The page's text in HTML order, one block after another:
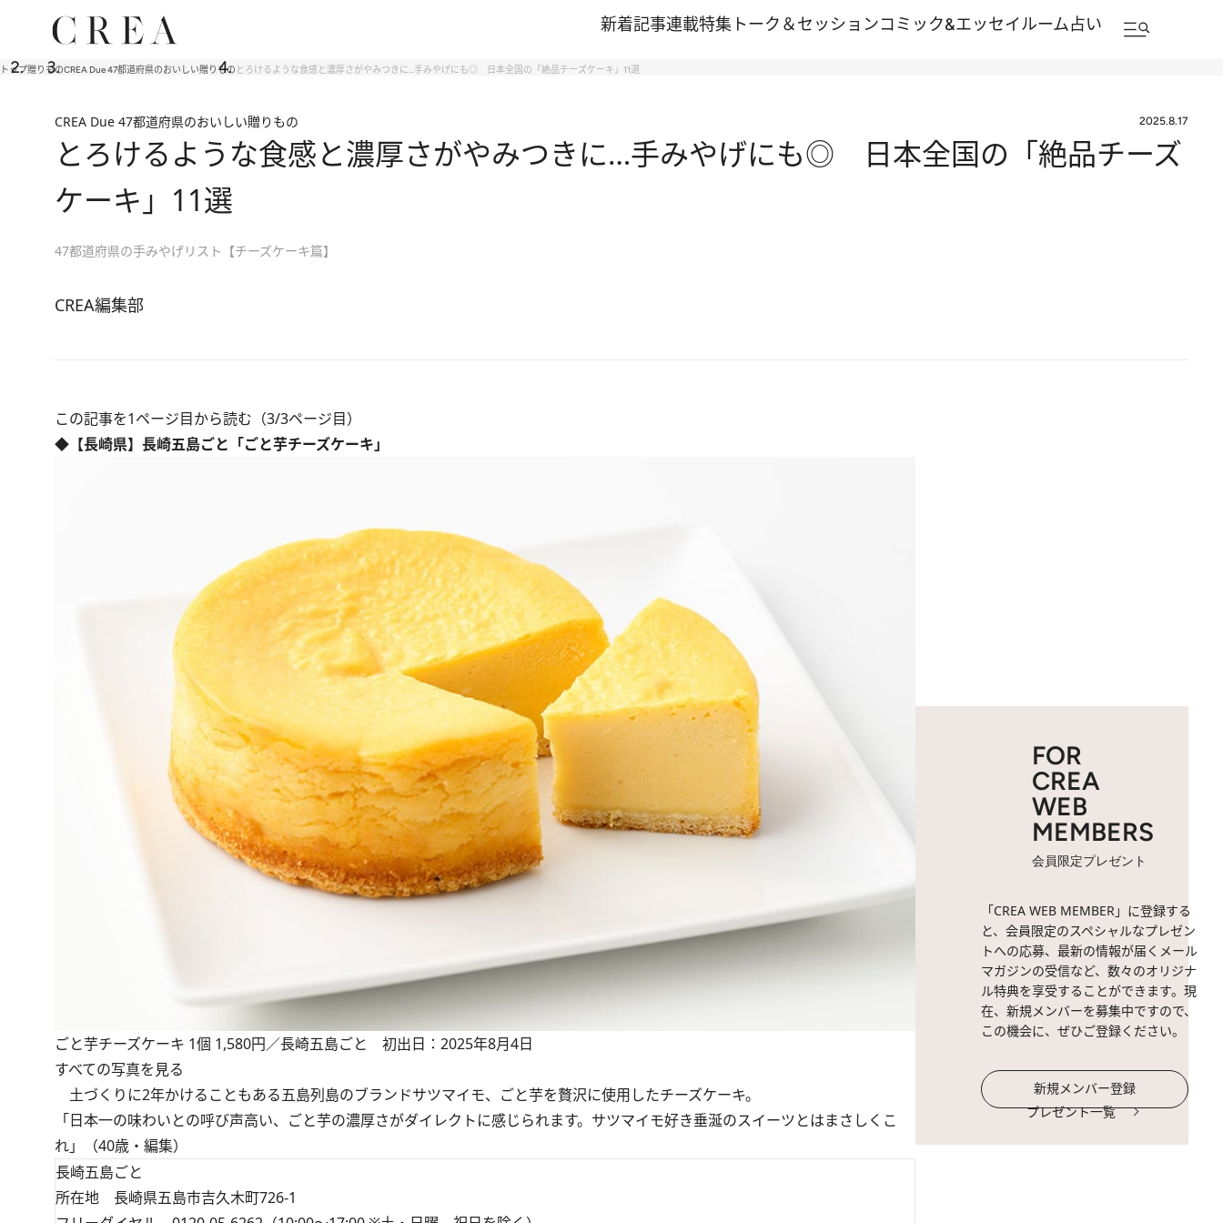
新着記事連載特集 トーク＆セッションコミック&エッセイルーム占い
トップ贈りものCREA Due 47都道府県のおいしい贈りもの とろけるような食感と濃厚さがやみつきに…手みやげにも◎ 日本全国の「絶品チーズケーキ」11選
CREA Due 47都道府県のおいしい贈りもの 2025.8.17
とろけるような食感と濃厚さがやみつきに…手みやげにも◎ 日本全国の「絶品チーズ
ケーキ」11選
47都道府県の手みやげリスト【チーズケーキ篇】
CREA編集部
この記事を1ページ目から読む（3/3ページ目）
◆【長崎県】長崎五島ごと「ごと芋チーズケーキ」
ごと芋チーズケーキ 1個 1,580円／長崎五島ごと 初出日：2025年8月4日
すべての写真を見る
土づくりに2年かけることもある五島列島のブランドサツマイモ、ごと芋を贅沢に使用したチーズケーキ。
「日本一の味わいとの呼び声高い、ごと芋の濃厚さがダイレクトに感じられます。サツマイモ好き垂涎のスイーツとはまさしくこ
れ」（40歳・編集）
長崎五島ごと
所在地 長崎県五島市吉久木町726-1
FOR
CREA
WEB
MEMBERS
会員限定プレゼント
「CREA WEB MEMBER」に登録する
と、会員限定のスペシャルなプレゼン
トへの応募、最新の情報が届くメール
マガジンの受信など、数々のオリジナ
ル特典を享受することができます。現
在、新規メンバーを募集中ですので、
この機会に、ぜひご登録ください。
新規メンバー登録
プレゼント一覧